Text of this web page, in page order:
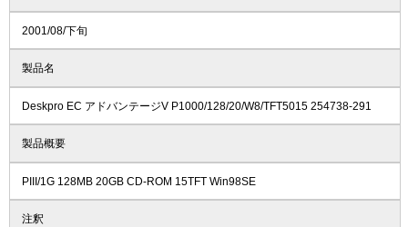
2001/08/下旬
製品名
Deskpro EC アドバンテージV P1000/128/20/W8/TFT5015 254738-291
製品概要
PIII/1G 128MB 20GB CD-ROM 15TFT Win98SE
注釈